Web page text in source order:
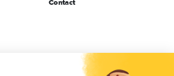
Contact